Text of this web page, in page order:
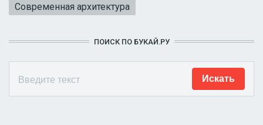
Современная архитектура
ПОИСК ПО БУКАЙ.РУ